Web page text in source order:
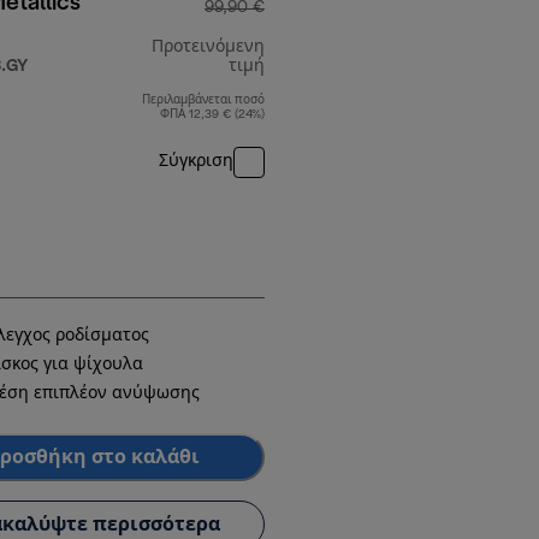
99,90 €
Προτεινόμενη
τιμή
αρχική τιμή 99,90 €
Περιλαμβάνεται ποσό
ΦΠΑ 12,39 € (24%)
Σύγκριση
ροδίσματος
για ψίχουλα
επιπλέον ανύψωσης
στο καλάθι
περισσότερα